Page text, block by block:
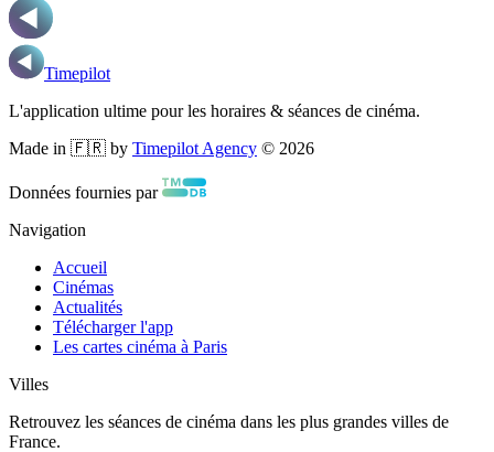
Timepilot
L'application ultime pour les horaires & séances de cinéma.
Made in 🇫🇷 by Timepilot Agency © 2026
Données fournies par
Navigation
Accueil
Cinémas
Actualités
Télécharger l'app
Les cartes cinéma à Paris
Villes
Retrouvez les séances de cinéma dans les plus grandes villes de
France.